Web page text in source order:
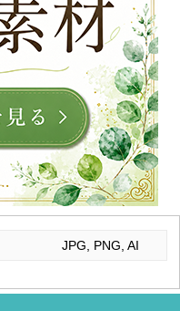
JPG, PNG, AI